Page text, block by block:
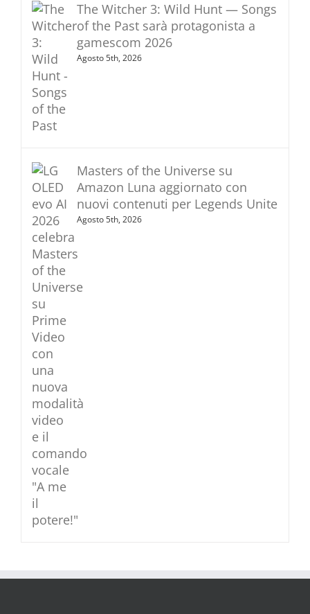
The Witcher 3: Wild Hunt — Songs
of the Past sarà protagonista a
gamescom 2026
Agosto 5th, 2026
Masters of the Universe su
Amazon Luna aggiornato con
nuovi contenuti per Legends Unite
Agosto 5th, 2026